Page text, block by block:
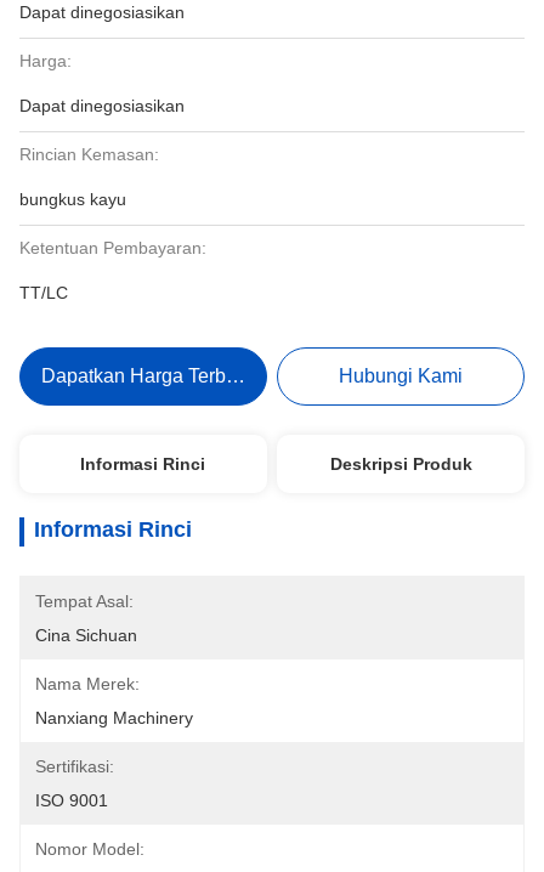
Dapat dinegosiasikan
Harga:
Dapat dinegosiasikan
Rincian Kemasan:
bungkus kayu
Ketentuan Pembayaran:
TT/LC
Dapatkan Harga Terbaik Hubungi Kami
Informasi Rinci Deskripsi Produk
Informasi Rinci
Tempat Asal:
Cina Sichuan
Nama Merek:
Nanxiang Machinery
Sertifikasi:
ISO 9001
Nomor Model: